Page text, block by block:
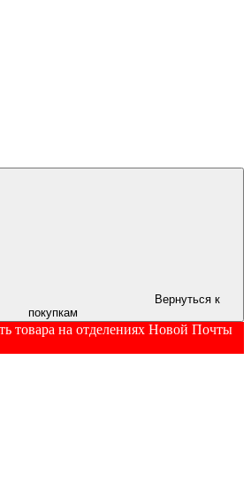
Вернуться к
покупкам
товара на отделениях Новой Почты